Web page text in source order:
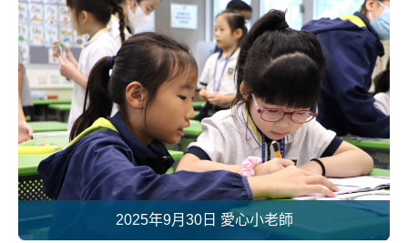
2025年9月30日 愛心小老師